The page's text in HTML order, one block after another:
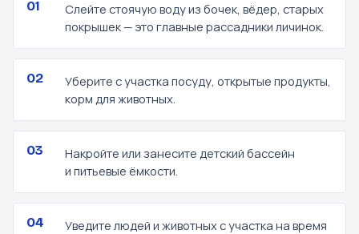
Слейте стоячую воду из бочек, вёдер, старых
покрышек — это главные рассадники личинок.
Уберите с участка посуду, открытые продукты,
корм для животных.
Накройте или занесите детский бассейн
и питьевые ёмкости.
Уведите людей и животных с участка на время